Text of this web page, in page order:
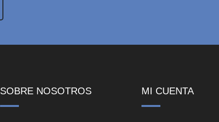
SOBRE NOSOTROS MI CUENTA